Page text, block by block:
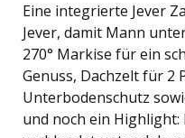
Eine integrierte Jever
Jever, damit Mann
270° Markise für ein
Genuss, Dachzelt für 2
Unterbodenschutz
und noch ein